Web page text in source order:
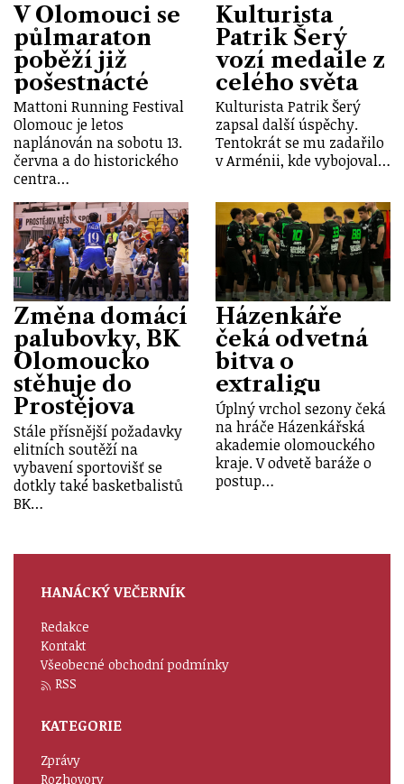
V Olomouci se
půlmaraton
poběží již
pošestnácté
Mattoni Running Festival
Olomouc je letos
naplánován na sobotu 13.
června a do historického
centra…
Kulturista
Patrik Šerý
vozí medaile z
celého světa
Kulturista Patrik Šerý
zapsal další úspěchy.
Tentokrát se mu zadařilo
v Arménii, kde vybojoval…
Změna domácí
palubovky, BK
Olomoucko
stěhuje do
Prostějova
Stále přísnější požadavky
elitních soutěží na
vybavení sportovišť se
dotkly také basketbalistů
BK…
Házenkáře
čeká odvetná
bitva o
extraligu
Úplný vrchol sezony čeká
na hráče Házenkářská
akademie olomouckého
kraje. V odvetě baráže o
postup…
HANÁCKÝ VEČERNÍK
Redakce
Kontakt
Všeobecné obchodní podmínky
RSS
KATEGORIE
Zprávy
Rozhovory